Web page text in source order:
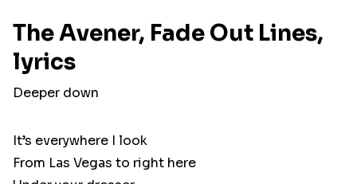
The Avener, Fade Out Lines,
lyrics
Deeper down
It’s everywhere I look
From Las Vegas to right here